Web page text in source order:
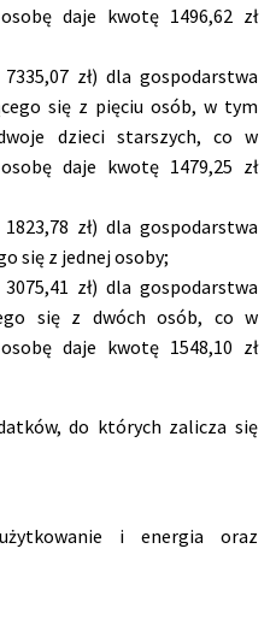
daje kwotę 1496,62 zł
zł) dla gospodarstwa
się z pięciu osób, w tym
dzieci starszych, co w
daje kwotę 1479,25 zł
zł) dla gospodarstwa
się z jednej osoby;
zł) dla gospodarstwa
się z dwóch osób, co w
daje kwotę 1548,10 zł
do których zalicza się
i energia oraz